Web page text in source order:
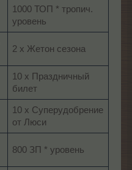
1000 ТОП * тропич.
уровень
2 х Жетон сезона
10 х Праздничный
билет
10 х Суперудобрение
от Люси
800 ЗП * уровень